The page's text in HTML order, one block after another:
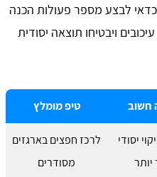
כדאי לבצע מספר פעולות הכנה
ויבטיחו תוצאה יסודית
חשוב טיפ מומלץ
יסודי
יותר
לרכז חפצים בארגזים
מסודרים